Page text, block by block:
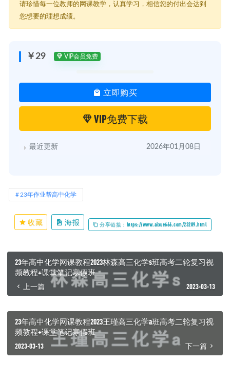
请珍惜每一位教师的网课教学，认真学习，相信您的付出会达到
您想要的理想成绩。
￥29 VIP会员免费
立即购买
VIP免费下载
最近更新 2026年01月08日
23年作业帮高中化学
收藏 海报 分享链接：https://www.aixue666.com/23289.html
23年高中化学网课教程2023林森高三化学s班高考二轮复习视
频教程+课堂笔记寒假班
上一篇 2023-03-13
23年高中化学网课教程2023王瑾高三化学a班高考二轮复习视
频教程+课堂笔记寒假班
2023-03-13 下一篇